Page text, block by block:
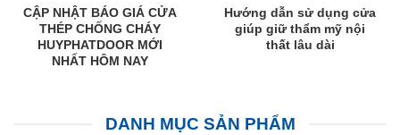
CẬP NHẬT BÁO GIÁ CỬA
THÉP CHỐNG CHÁY
HUYPHATDOOR MỚI
NHẤT HÔM NAY
Hướng dẫn sử dụng cửa
giúp giữ thẩm mỹ nội
thất lâu dài
DANH MỤC SẢN PHẨM